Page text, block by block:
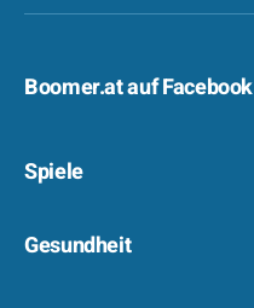
Boomer.at auf Facebook
Spiele
Gesundheit